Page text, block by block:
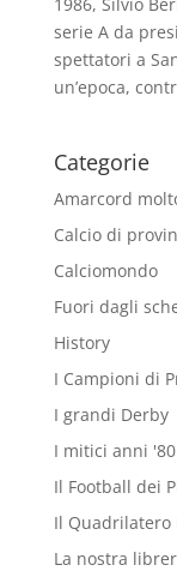
serie A da
spettatori a
un’epoca,
Categorie
Amarcord
Calcio di
Calciomondo
Fuori dagli
History
I Campioni di
I grandi Derby
I mitici anni '80
Il Football dei
Il Quadrilatero
La nostra